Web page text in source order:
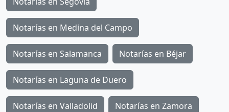
Notarías en Medina del Campo
Notarías en Salamanca Notarías en Béjar
Notarías en Laguna de Duero
Notarías en Valladolid Notarías en Zamora